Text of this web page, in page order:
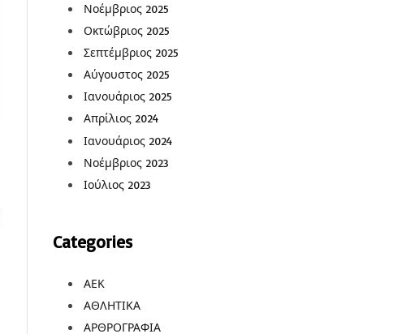
Νοέμβριος 2025
Οκτώβριος 2025
Σεπτέμβριος 2025
Αύγουστος 2025
Ιανουάριος 2025
Απρίλιος 2024
Ιανουάριος 2024
Νοέμβριος 2023
Ιούλιος 2023
Categories
ΑΕΚ
ΑΘΛΗΤΙΚΑ
ΑΡΘΡΟΓΡΑΦΙΑ